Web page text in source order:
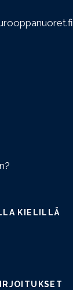
KIELILLÄ